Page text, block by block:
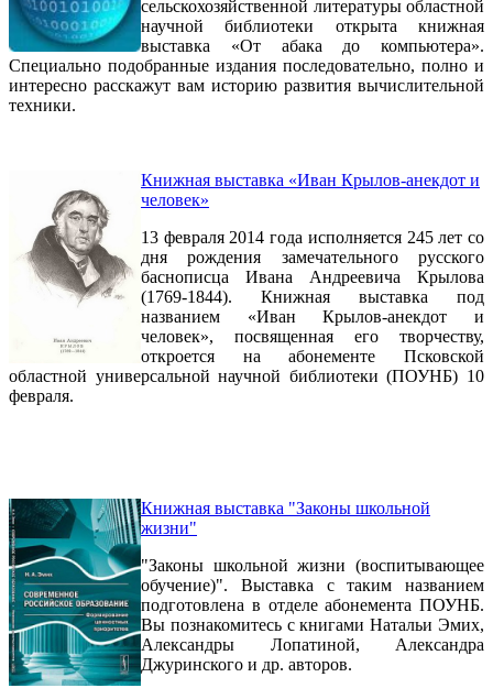
сельскохозяйственной литературы областной
научной библиотеки открыта книжная
выставка «От абака до компьютера».
Специально подобранные издания последовательно, полно и
интересно расскажут вам историю развития вычислительной
техники.
Книжная выставка «Иван Крылов-анекдот и
человек»
13 февраля 2014 года исполняется 245 лет со
дня рождения замечательного русского
баснописца Ивана Андреевича Крылова
(1769-1844). Книжная выставка под
названием «Иван Крылов-анекдот и
человек», посвященная его творчеству,
откроется на абонементе Псковской
областной универсальной научной библиотеки (ПОУНБ) 10
февраля.
Книжная выставка "Законы школьной
жизни"
"Законы школьной жизни (воспитывающее
обучение)". Выставка с таким названием
подготовлена в отделе абонемента ПОУНБ.
Вы познакомитесь с книгами Натальи Эмих,
Александры Лопатиной, Александра
Джуринского и др. авторов.